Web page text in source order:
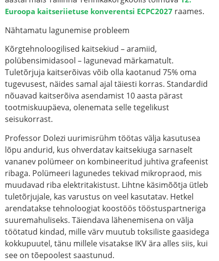
Euroopa kaitseriietuse konverentsi ECPC2027 raames.
Nähtamatu lagunemise probleem
Kõrgtehnoloogilised kaitsekiud – aramiid,
polübensimidasool – lagunevad märkamatult.
Tuletõrjuja kaitserõivas võib olla kaotanud 75% oma
tugevusest, näides samal ajal täiesti korras. Standardid
nõuavad kaitserõiva asendamist 10 aasta pärast
tootmiskuupäeva, olenemata selle tegelikust
seisukorrast.
Professor Dolezi uurimisrühm töötas välja kasutusea
lõpu andurid, kus ohverdatav kaitsekiuga sarnaselt
vananev polümeer on kombineeritud juhtiva grafeenist
ribaga. Polümeeri lagunedes tekivad mikropraod, mis
muudavad riba elektritakistust. Lihtne käsimõõtja ütleb
tuletõrjujale, kas varustus on veel kasutatav. Hetkel
arendatakse tehnoloogiat koostöös tööstuspartneriga
suuremahuliseks. Täiendava lähenemisena on välja
töötatud kindad, mille värv muutub toksiliste gaasidega
kokkupuutel, tänu millele visatakse IKV ära alles siis, kui
see on tõepoolest saastunud.